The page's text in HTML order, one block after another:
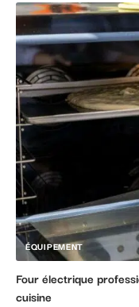
ÉQUIPEMENT
Four électrique
cuisine